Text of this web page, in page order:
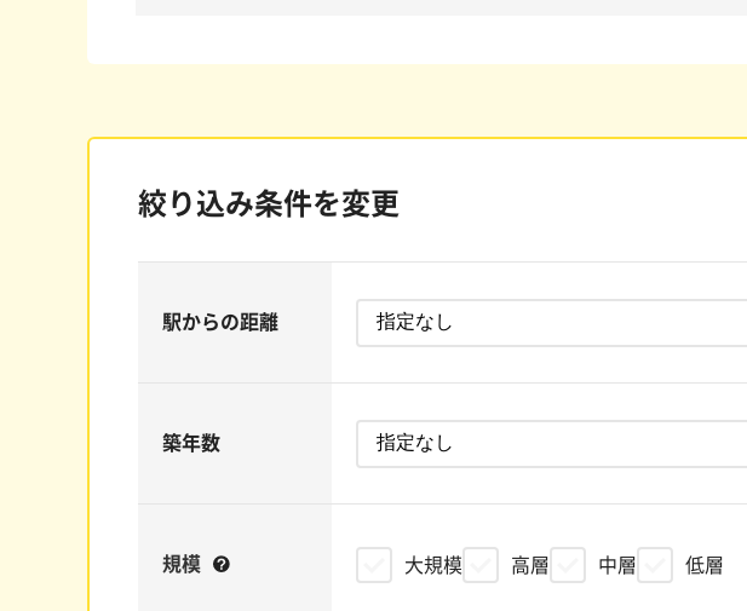
絞り込み条件を変更
駅からの距離
築年数
規模 大規模 高層 中層 低層